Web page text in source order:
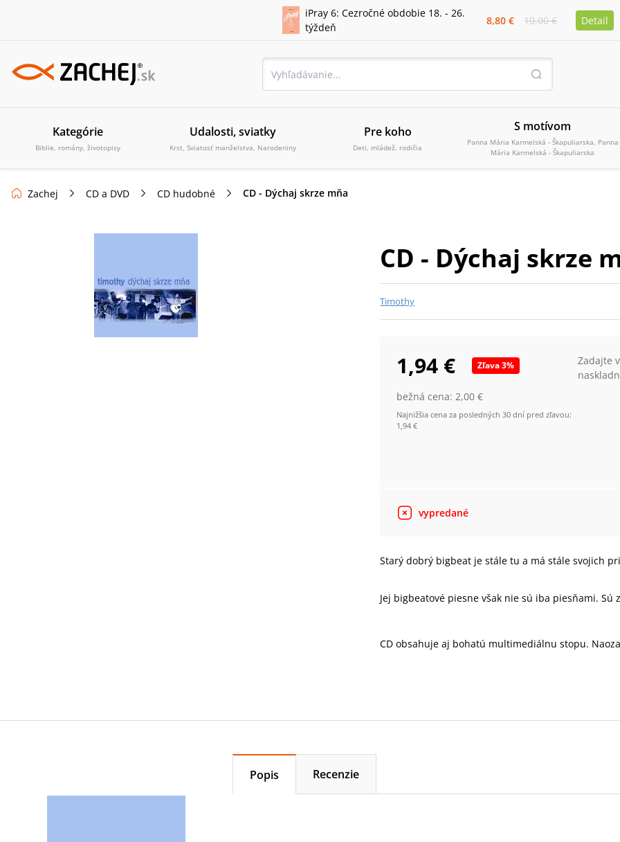
iPray 6: Cezročné obdobie 18. - 26.
týždeň
8,80 € 10,00 € Detail
Kategórie
Biblie, romány, životopisy
Udalosti, sviatky
Krst, Sviatosť manželstva, Narodeniny
Pre koho
Deti, mládež, rodičia
S motívom
Panna Mária Karmelská - Škapuliarska, Panna
Mária Karmelská - Škapuliarska
Zachej CD a DVD CD hudobné CD - Dýchaj skrze mňa
CD - Dýchaj skrze
Timothy
1,94 € Zľava3%
bežná cena:2,00 €
Najnižšia cena za posledných 30 dní pred zľavou:
1,94 €
Zadajte
vypredané
Starý dobrý bigbeat je stále tu a má stále svojich
Jej bigbeatové piesne však nie sú iba piesňami.
CD obsahuje aj bohatú multimediálnu stopu.
Popis Recenzie